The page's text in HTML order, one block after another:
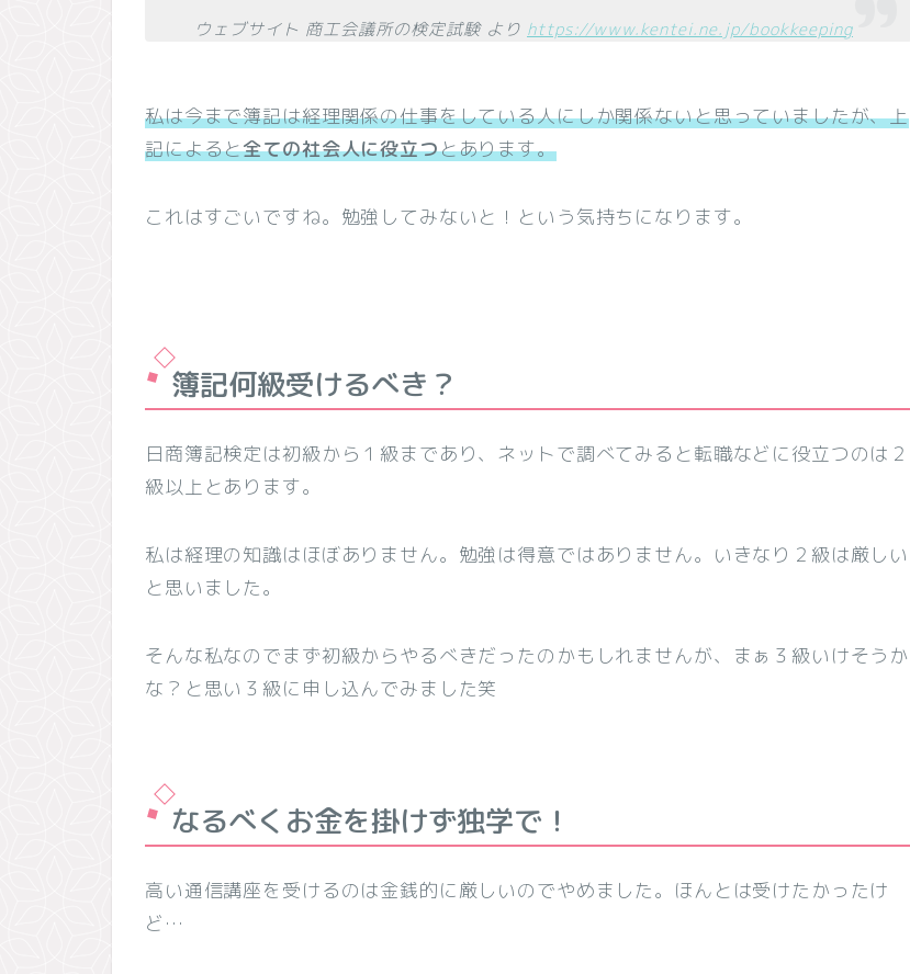
ウェブサイト 商工会議所の検定試験 より https://www.kentei.ne.jp/bookkeeping
私は今まで簿記は経理関係の仕事をしている人にしか関係ないと思っていましたが、上
記によると全ての社会人に役立つとあります。
これはすごいですね。勉強してみないと！という気持ちになります。
簿記何級受けるべき？
日商簿記検定は初級から１級まであり、ネットで調べてみると転職などに役立つのは２
級以上とあります。
私は経理の知識はほぼありません。勉強は得意ではありません。いきなり２級は厳しい
と思いました。
そんな私なのでまず初級からやるべきだったのかもしれませんが、まぁ３級いけそうか
な？と思い３級に申し込んでみました笑
なるべくお金を掛けず独学で！
高い通信講座を受けるのは金銭的に厳しいのでやめました。ほんとは受けたかったけ
ど…